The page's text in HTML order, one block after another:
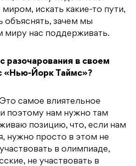
искать какие-то пути,
объяснять, зачем мы
миру нас поддерживать.
разочарования в своем
«Нью-Йорк Таймс»?
самое влиятельное
поэтому нам нужно там
позицию, что, если нам
нужно просто в этом не
в олимпиаде,
не участвовать в